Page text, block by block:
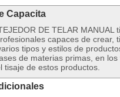
Capacita
DE TELAR MANUAL
capaces de crear,
tipos y estilos de
de materias primas, en
tisaje de estos productos.